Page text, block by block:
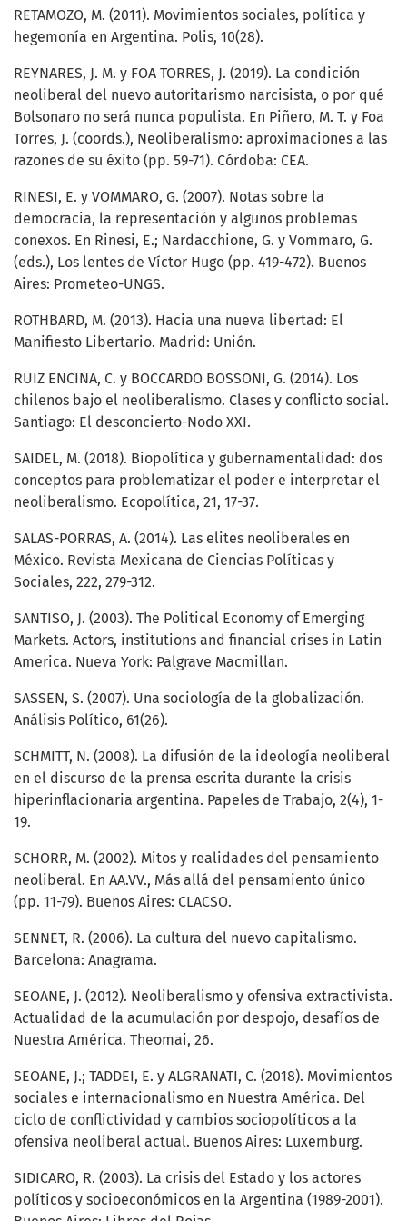
RETAMOZO, M. (2011). Movimientos sociales, política y
hegemonía en Argentina. Polis, 10(28).
REYNARES, J. M. y FOA TORRES, J. (2019). La condición
neoliberal del nuevo autoritarismo narcisista, o por qué
Bolsonaro no será nunca populista. En Piñero, M. T. y Foa
Torres, J. (coords.), Neoliberalismo: aproximaciones a las
razones de su éxito (pp. 59-71). Córdoba: CEA.
RINESI, E. y VOMMARO, G. (2007). Notas sobre la
democracia, la representación y algunos problemas
conexos. En Rinesi, E.; Nardacchione, G. y Vommaro, G.
(eds.), Los lentes de Víctor Hugo (pp. 419-472). Buenos
Aires: Prometeo-UNGS.
ROTHBARD, M. (2013). Hacia una nueva libertad: El
Manifiesto Libertario. Madrid: Unión.
RUIZ ENCINA, C. y BOCCARDO BOSSONI, G. (2014). Los
chilenos bajo el neoliberalismo. Clases y conflicto social.
Santiago: El desconcierto-Nodo XXI.
SAIDEL, M. (2018). Biopolítica y gubernamentalidad: dos
conceptos para problematizar el poder e interpretar el
neoliberalismo. Ecopolítica, 21, 17-37.
SALAS-PORRAS, A. (2014). Las elites neoliberales en
México. Revista Mexicana de Ciencias Políticas y
Sociales, 222, 279-312.
SANTISO, J. (2003). The Political Economy of Emerging
Markets. Actors, institutions and financial crises in Latin
America. Nueva York: Palgrave Macmillan.
SASSEN, S. (2007). Una sociología de la globalización.
Análisis Político, 61(26).
SCHMITT, N. (2008). La difusión de la ideología neoliberal
en el discurso de la prensa escrita durante la crisis
hiperinflacionaria argentina. Papeles de Trabajo, 2(4), 1-
19.
SCHORR, M. (2002). Mitos y realidades del pensamiento
neoliberal. En AA.VV., Más allá del pensamiento único
(pp. 11-79). Buenos Aires: CLACSO.
SENNET, R. (2006). La cultura del nuevo capitalismo.
Barcelona: Anagrama.
SEOANE, J. (2012). Neoliberalismo y ofensiva extractivista.
Actualidad de la acumulación por despojo, desafíos de
Nuestra América. Theomai, 26.
SEOANE, J.; TADDEI, E. y ALGRANATI, C. (2018). Movimientos
sociales e internacionalismo en Nuestra América. Del
ciclo de conflictividad y cambios sociopolíticos a la
ofensiva neoliberal actual. Buenos Aires: Luxemburg.
SIDICARO, R. (2003). La crisis del Estado y los actores
políticos y socioeconómicos en la Argentina (1989-2001).